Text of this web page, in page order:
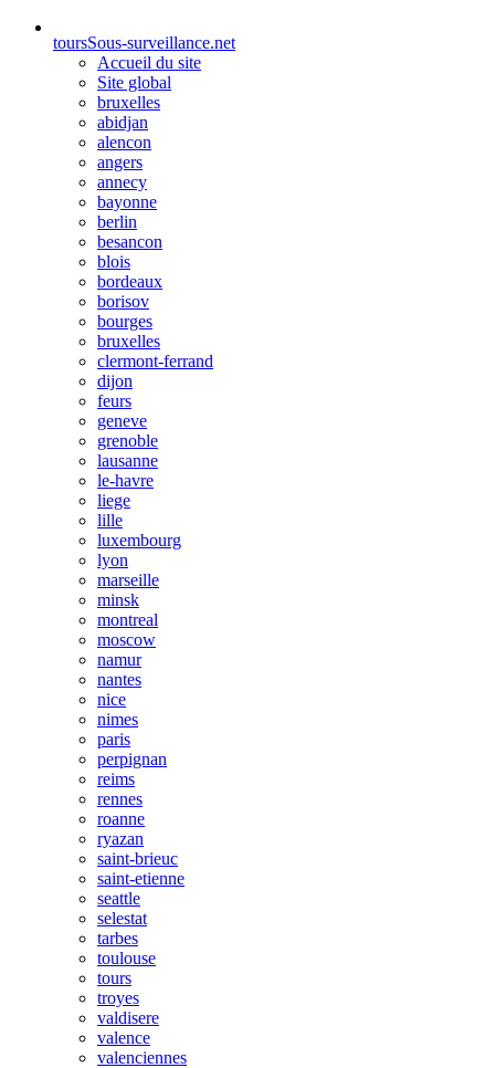
toursSous-surveillance.net
Accueil du site
Site global
bruxelles
abidjan
alencon
angers
annecy
bayonne
berlin
besancon
blois
bordeaux
borisov
bourges
bruxelles
clermont-ferrand
dijon
feurs
geneve
grenoble
lausanne
le-havre
liege
lille
luxembourg
lyon
marseille
minsk
montreal
moscow
namur
nantes
nice
nimes
paris
perpignan
reims
rennes
roanne
ryazan
saint-brieuc
saint-etienne
seattle
selestat
tarbes
toulouse
tours
troyes
valdisere
valence
valenciennes